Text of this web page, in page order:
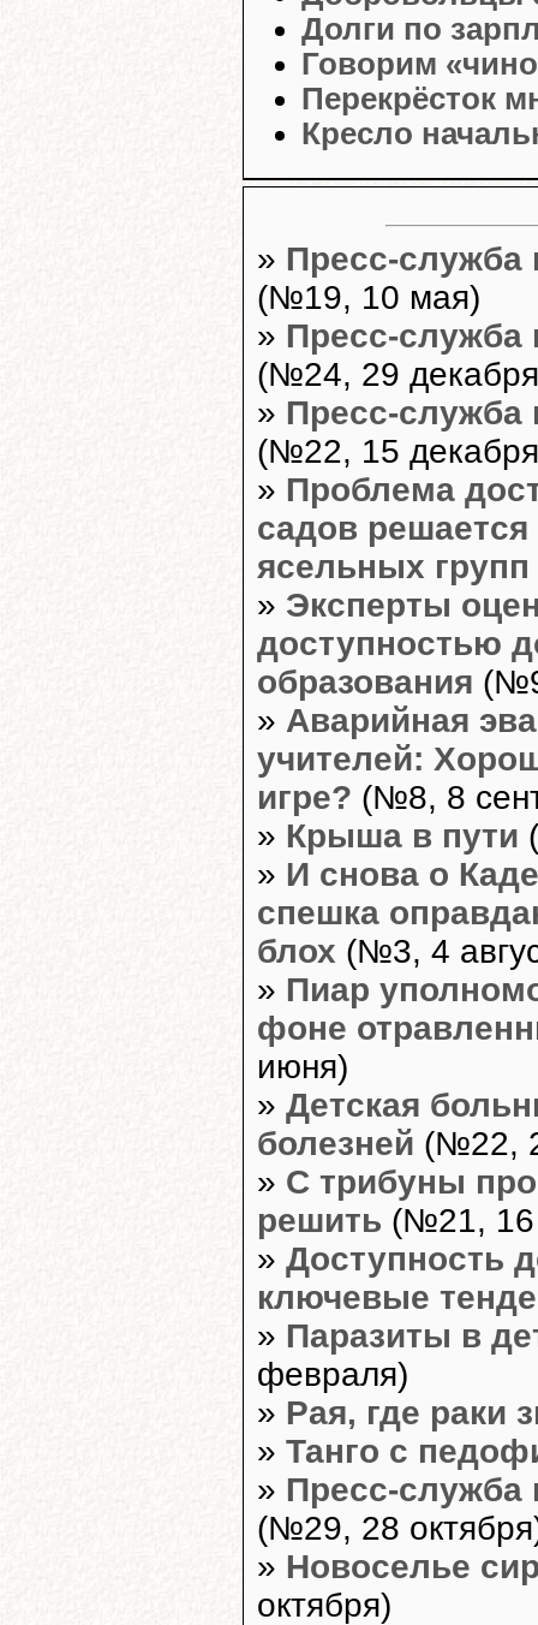
Долги по
Говорим
Перекрёсток
Кресло
» Пресс-служба
(№19, 10 мая)
» Пресс-служба
(№24, 29
» Пресс-служба
(№22, 15
» Проблема
садов решается
ясельных групп
» Эксперты
доступностью
образования
» Аварийная
учителей:
игре? (№8, 8
» Крыша в пути
» И снова о
спешка
блох (№3, 4
» Пиар
фоне
июня)
» Детская
болезней (№22,
» С трибуны
решить (№21,
» Доступность
ключевые
» Паразиты в
февраля)
» Рая, где раки
» Танго с
» Пресс-служба
(№29, 28
» Новоселье
октября)